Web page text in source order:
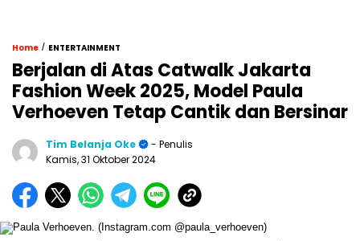
Home / ENTERTAINMENT
Berjalan di Atas Catwalk Jakarta
Fashion Week 2025, Model Paula
Verhoeven Tetap Cantik dan Bersinar
Tim Belanja Oke
- Penulis
Kamis, 31 Oktober 2024